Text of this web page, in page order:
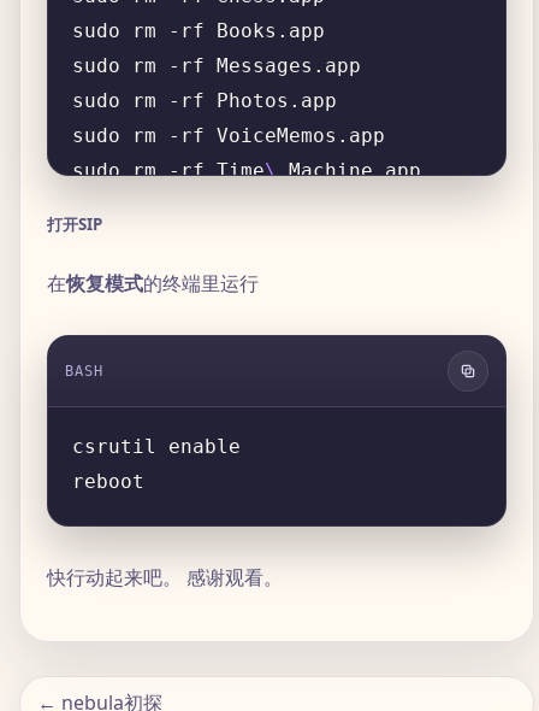
sudo rm -rf Time\
打开SIP
在恢复模式的终端里运行
BASH
快行动起来吧。 感谢观看。
← nebula初探